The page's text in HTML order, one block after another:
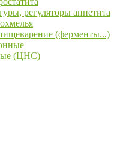
регуляторы аппетита
(ферменты...)
(ЦНС)